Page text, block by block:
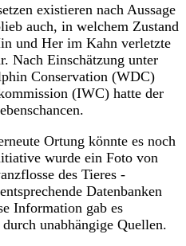
existieren nach Aussage
auch, in welchem Zustand
und Her im Kahn verletzte
Nach Einschätzung unter
Conservation (WDC)
(IWC) hatte der
Ortung könnte es noch
wurde ein Foto von
des Tieres -
Datenbanken
Information gab es
unabhängige Quellen.